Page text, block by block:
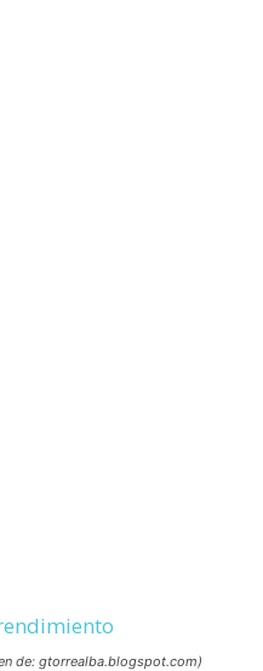
de: gtorrealba.blogspot.com)